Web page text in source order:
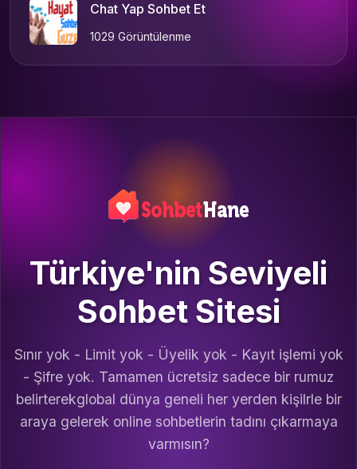
Chat Yap Sohbet Et
1029 Görüntülenme
Türkiye'nin Seviyeli
Sohbet Sitesi
Sınır yok - Limit yok - Üyelik yok - Kayıt işlemi yok
- Şifre yok. Tamamen ücretsiz sadece bir rumuz
belirterekglobal dünya geneli her yerden kişilrle bir
araya gelerek online sohbetlerin tadını çıkarmaya
varmısın?